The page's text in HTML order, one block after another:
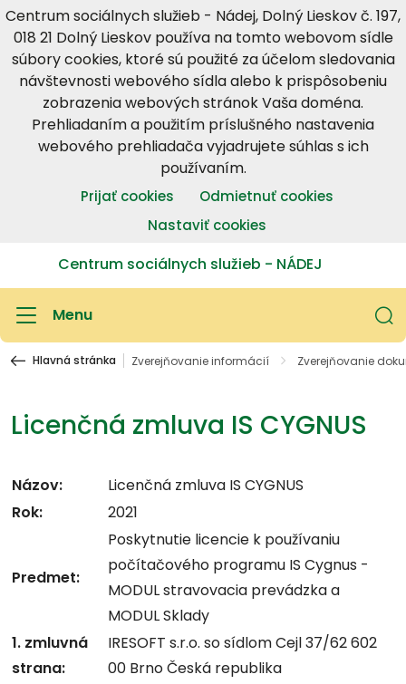
Centrum sociálnych služieb - Nádej, Dolný Lieskov č. 197,
018 21 Dolný Lieskov používa na tomto webovom sídle
súbory cookies, ktoré sú použité za účelom sledovania
návštevnosti webového sídla alebo k prispôsobeniu
zobrazenia webových stránok Vaša doména.
Prehliadaním a použitím príslušného nastavenia
webového prehliadača vyjadrujete súhlas s ich
používaním.
Prijať cookies
Odmietnuť cookies
Nastaviť cookies
Centrum sociálnych služieb - NÁDEJ
Menu
Hlavná stránka Zverejňovanie informácií Zverejňovanie
Licenčná zmluva IS CYGNUS
Názov:
Licenčná zmluva IS CYGNUS
Rok:
2021
Predmet:
Poskytnutie licencie k používaniu
počítačového programu IS Cygnus -
MODUL stravovacia prevádzka a
MODUL Sklady
1. zmluvná
strana:
IRESOFT s.r.o. so sídlom Cejl 37/62 602
00 Brno Česká republika